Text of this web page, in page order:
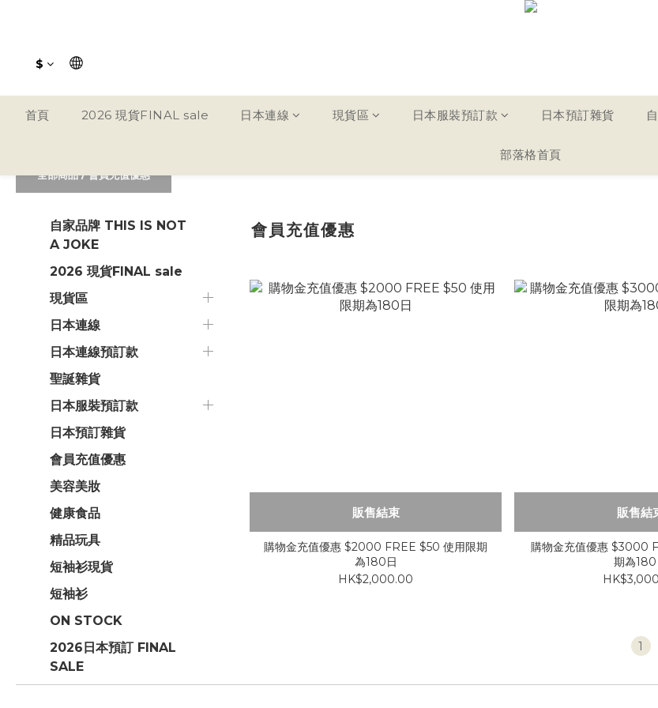
$
首頁 2026 現貨FINAL sale 日本連線 現貨區 日本服裝預訂款 日本預訂雜貨
部落格首頁
全部商品/會員充值優惠
自家品牌 THIS IS NOT
A JOKE
2026 現貨FINAL sale
現貨區
日本連線
日本連線預訂款
聖誕雜貨
日本服裝預訂款
日本預訂雜貨
會員充值優惠
美容美妝
健康食品
精品玩具
短袖衫現貨
短袖衫
ON STOCK
2026日本預訂 FINAL
SALE
會員充值優惠
販售結束
購物金充值優惠 $2000 FREE $50 使用限期
為180日
HK$2,000.00
販售結
購物金充值優惠 $3000
期為180
1